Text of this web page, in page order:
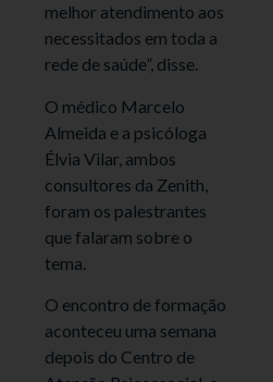
melhor atendimento aos
necessitados em toda a
rede de saúde”, disse.
O médico Marcelo
Almeida e a psicóloga
Élvia Vilar, ambos
consultores da Zenith,
foram os palestrantes
que falaram sobre o
tema.
O encontro de formação
aconteceu uma semana
depois do Centro de